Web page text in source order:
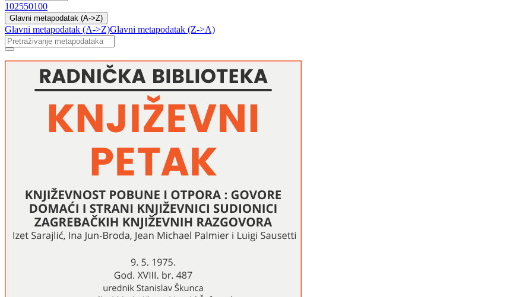
102550100
Glavni metapodatak (A->Z)
Glavni metapodatak (A->Z)Glavni metapodatak (Z->A)